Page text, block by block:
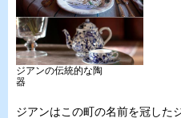
ジアンの伝統的な陶
器
ジアンはこの町の名前を冠した